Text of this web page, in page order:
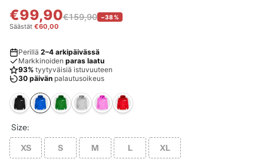
€99,90€159,90 −38%
Säästät €60,00
Perillä 2–4 arkipäivässä
Markkinoiden paras laatu
93% tyytyväisiä istuvuuteen
30 päivän palautusoikeus
Size:
XS
S M L XL